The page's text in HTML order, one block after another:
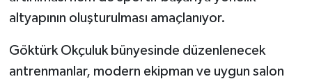
altyapının oluşturulması amaçlanıyor.
Göktürk Okçuluk bünyesinde düzenlenecek
antrenmanlar, modern ekipman ve uygun salon